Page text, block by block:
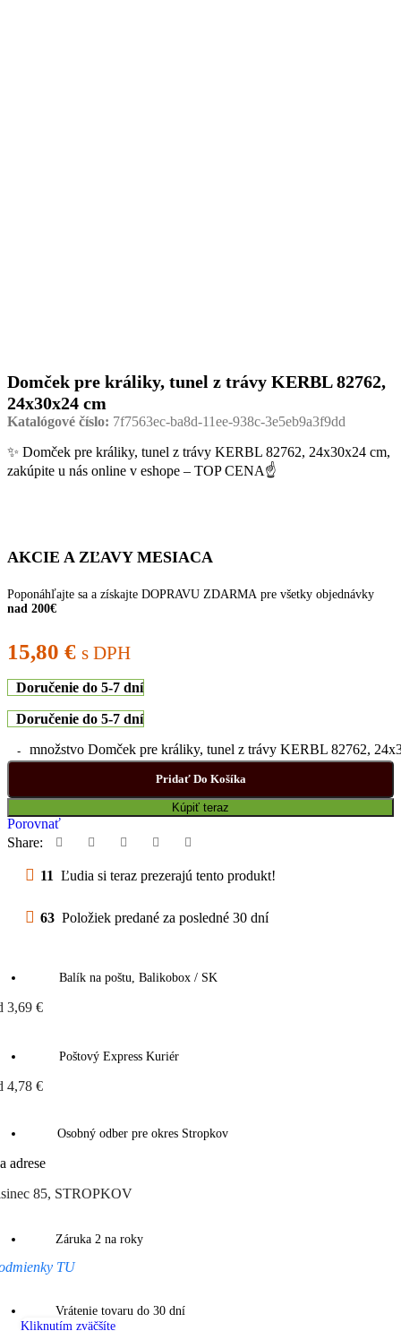
Kliknutím zväčšíte
Domček pre králiky, tunel z trávy KERBL 82762,
24x30x24 cm
Katalógové číslo: 7f7563ec-ba8d-11ee-938c-3e5eb9a3f9dd
✨ Domček pre králiky, tunel z trávy KERBL 82762, 24x30x24 cm,
zakúpite u nás online v eshope – TOP CENA☝
AKCIE A ZĽAVY MESIACA
Poponáhľajte sa a získajte DOPRAVU ZDARMA pre všetky objednávky
nad 200€
15,80 € s DPH
Doručenie do 5-7 dní
Doručenie do 5-7 dní
množstvo Domček pre králiky, tunel z trávy KERBL 82762,
Pridať Do Košíka
Kúpiť teraz
Porovnať
Share:
11 Ľudia si teraz prezerajú tento produkt!
63 Položiek predané za posledné 30 dní
Balík na poštu, Balikobox / SK
3,69 €
Poštový Express Kuriér
4,78 €
Osobný odber pre okres Stropkov
adrese
85, STROPKOV
Záruka 2 na roky
TU
Vrátenie tovaru do 30 dní